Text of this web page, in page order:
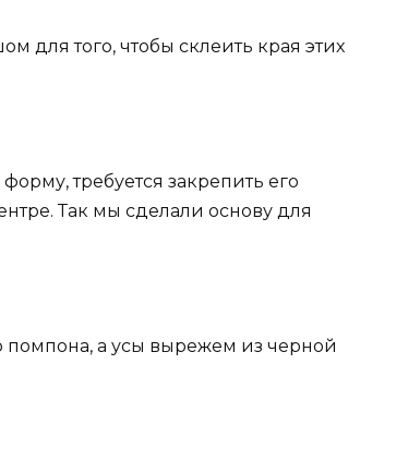
для того, чтобы склеить края этих
требуется закрепить его
Так мы сделали основу для
помпона, а усы вырежем из черной